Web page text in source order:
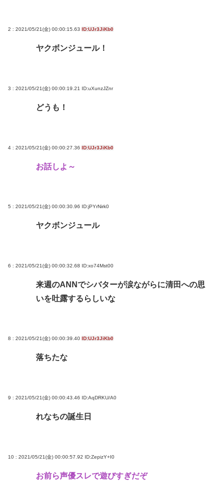
【緊急】少子化の原因、判明するwww
からも圧力
万程度で買える.コスパ最強車がここにあるのに
2 : 2021/05/21(金) 00:00:15.63 ID:UJr3JiKb0
ヤクボンジュール！
3 : 2021/05/21(金) 00:00:19.21 ID:uXunzJZnr
どうも！
4 : 2021/05/21(金) 00:00:27.36 ID:UJr3JiKb0
お話しよ～
5 : 2021/05/21(金) 00:00:30.96 ID:jPYrNirk0
ヤクボンジュール
6 : 2021/05/21(金) 00:00:32.68 ID:xo74Mst00
来週のANNでシバターが涙ながらに清田への思
いを吐露するらしいな
8 : 2021/05/21(金) 00:00:39.40 ID:UJr3JiKb0
落ちたな
9 : 2021/05/21(金) 00:00:43.46 ID:AqDRKU/A0
れなちの誕生日
10 : 2021/05/21(金) 00:00:57.92 ID:ZepizY+I0
お前ら声優スレで遊びすぎだぞ